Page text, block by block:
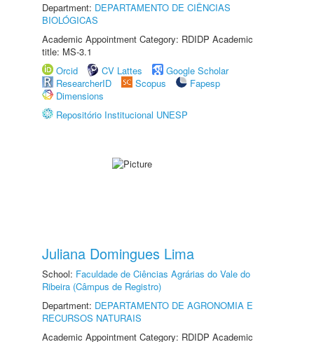
Department: DEPARTAMENTO DE CIÊNCIAS
BIOLÓGICAS
Academic Appointment Category: RDIDP Academic
title: MS-3.1
Orcid
CV Lattes
Google Scholar
ResearcherID
Scopus
Fapesp
Dimensions
Repositório Institucional UNESP
Juliana Domingues Lima
School: Faculdade de Ciências Agrárias do Vale do
Ribeira (Câmpus de Registro)
Department: DEPARTAMENTO DE AGRONOMIA E
RECURSOS NATURAIS
Academic Appointment Category: RDIDP Academic